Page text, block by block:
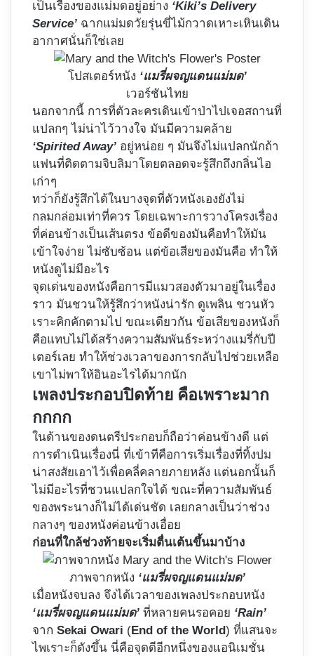
เป็นเรื่องของแม่มดอยู่อย่าง ‘Kiki’s Delivery
Service’ ฉากแม่มดวัยรุ่นขี่ไม้กวาดเหาะเหินเดิน
อากาศนั่นก็ใช่เลย
โปสเตอร์หนัง ‘แมรี่ผจญแดนแม่มด’
เวอร์ชันไทย
นอกจากนี้ การที่ตัวละครเดินเข้าป่าไปเจอสถานที่
แปลกๆ ไม่น่าไว้วางใจ มันมีความคล้าย
‘Spirited Away’ อยู่หน่อย ๆ มันจึงไม่แปลกนักถ้า
แฟนที่ติดตามจิบลิมาโดยตลอดจะรู้สึกถึงกลิ่นไอ
เก่าๆ
ทว่าก็ยังรู้สึกได้ในบางจุดที่ตัวหนังเองยังไม่
กลมกล่อมเท่าที่ควร โดยเฉพาะการวางโครงเรื่อง
ที่ค่อนข้างเป็นเส้นตรง ข้อดีของมันคือทำให้มัน
เข้าใจง่าย ไม่ซับซ้อน แต่ข้อเสียของมันคือ ทำให้
หนังดูไม่มีอะไร
จุดเด่นของหนังคือการมีแมวสองตัวมาอยู่ในเรื่อง
ราว มันชวนให้รู้สึกว่าหนังน่ารัก ดูเพลิน ชวนหัว
เราะคิกคักตามไป ขณะเดียวกัน ข้อเสียของหนังก็
คือแทบไม่ได้สร้างความสัมพันธ์ระหว่างแมรี่กับปี
เตอร์เลย ทำให้ช่วงเวลาของการกลับไปช่วยเหลือ
เขาไม่พาให้อินอะไรได้มากนัก
เพลงประกอบปิดท้าย คือเพราะมาก
กกกก
ในด้านของดนตรีประกอบก็ถือว่าค่อนข้างดี แต่
การดำเนินเรื่องนี่ ที่เข้าทีคือการเริ่มเรื่องที่ทิ้งปม
น่าสงสัยเอาไว้เพื่อคลี่คลายภายหลัง แต่นอกนั้นก็
ไม่มีอะไรที่ชวนแปลกใจได้ ขณะที่ความสัมพันธ์
ของพระนางก็ไม่ได้เด่นชัด เลยกลางเป็นว่าช่วง
กลางๆ ของหนังค่อนข้างเอื่อย
ก่อนที่ใกล้ช่วงท้ายจะเริ่มตื่นเต้นขึ้นมาบ้าง
ภาพจากหนัง ‘แมรี่ผจญแดนแม่มด’
เมื่อหนังจบลง จึงได้เวลาของเพลงประกอบหนัง
‘แมรี่ผจญแดนแม่มด’ ที่หลายคนรอคอย ‘Rain’
จาก Sekai Owari (End of the World) ที่แสนจะ
ไพเราะก็ดังขึ้น นี่คือจุดดีอีกหนึ่งของแอนิเมชั่น